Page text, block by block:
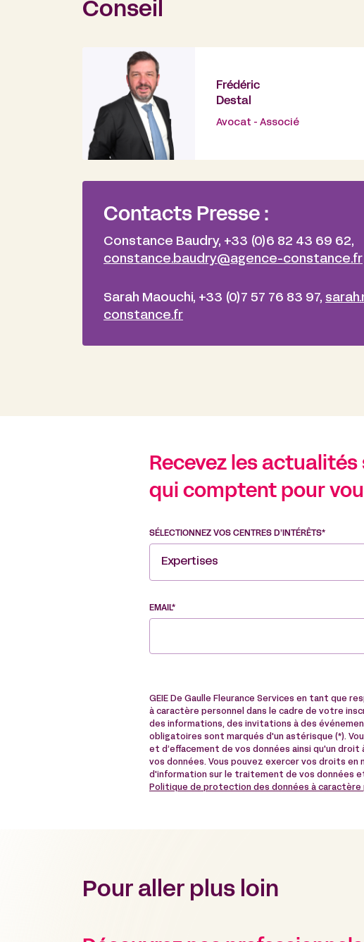
Conseil
Frédéric
Destal
Avocat - Associé
Contacts Presse :
Constance Baudry, +33 (0)6 82 43 69 62,
constance.baudry@agence-constance.fr
Sarah Maouchi, +33 (0)7 57 76 83 97,
constance.fr
Recevez les actualités
qui comptent pour
SÉLECTIONNEZ VOS CENTRES D’INTÉRÊTS*
Expertises
EMAIL*
GEIE De Gaulle Fleurance Services en tant que
à caractère personnel dans le cadre de votre
des informations, des invitations à des
obligatoires sont marqués d'un astérisque (*).
et d’effacement de vos données ainsi qu'un
vos données. Vous pouvez exercer vos droits en
d'information sur le traitement de vos données
Politique de protection des données à caractère
Pour aller plus loin